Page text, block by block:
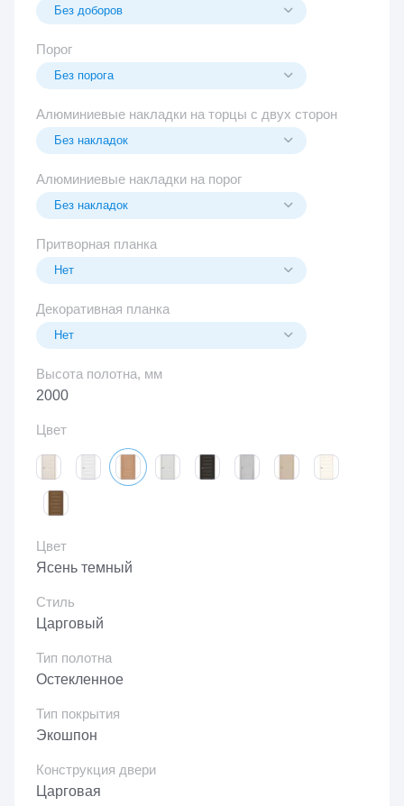
Порог
Алюминиевые накладки на торцы с двух сторон
Алюминиевые накладки на порог
Притворная планка
Декоративная планка
Высота полотна, мм
2000
Цвет
Цвет
Ясень темный
Стиль
Царговый
Тип полотна
Остекленное
Тип покрытия
Экошпон
Конструкция двери
Царговая